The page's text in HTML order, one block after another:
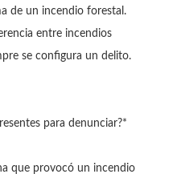
de un incendio forestal.
entre incendios
se configura un delito.
para denunciar?*
que provocó un incendio